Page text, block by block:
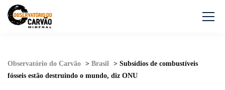
Observatório do Carvão > Brasil > Subsídios de combustíveis
fósseis estão destruindo o mundo, diz ONU